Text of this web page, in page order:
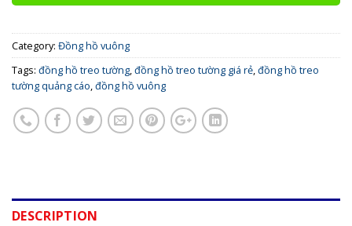
Category: Đồng hồ vuông
Tags: đồng hồ treo tường,đồng hồ treo tường giá rẻ,đồng hồ treo
tường quảng cáo,đồng hồ vuông
DESCRIPTION